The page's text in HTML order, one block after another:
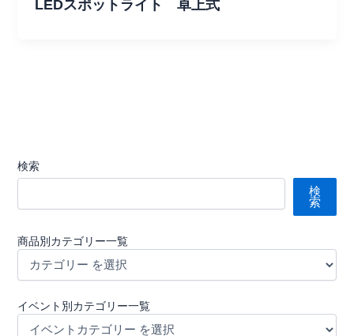
LEDスポットライト 卓上式
検索
検
索
商品別カテゴリー一覧
イベント別カテゴリー一覧